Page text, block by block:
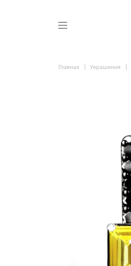
Главная Украшения